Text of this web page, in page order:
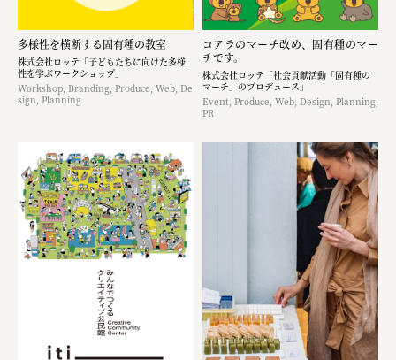
多様性を横断する固有種の教室
株式会社ロッテ「子どもたちに向けた多様
性を学ぶワークショップ」
Workshop, Branding, Produce, Web, De
sign, Planning
コアラのマーチ改め、固有種のマー
チです。
株式会社ロッテ「社会貢献活動「固有種の
マーチ」のプロデュース」
Event, Produce, Web, Design, Planning,
PR